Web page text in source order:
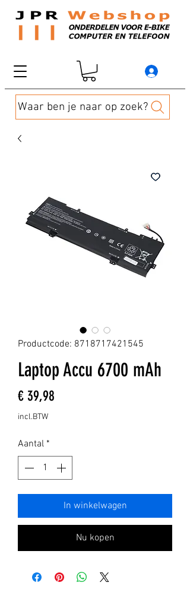
Waar ben je naar op zoek?
Productcode: 8718717421545
Laptop Accu 6700 mAh
€ 39,98
incl.BTW
Aantal *
In winkelwagen
Nu kopen